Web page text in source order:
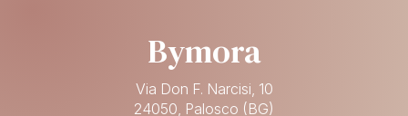
Bymora
Via Don F. Narcisi, 10
24050, Palosco (BG)